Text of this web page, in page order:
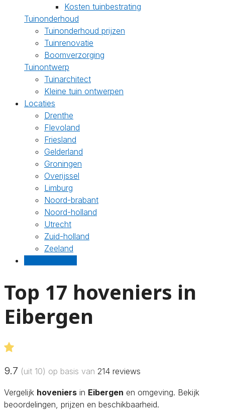
Kosten tuinbestrating
Tuinonderhoud
Tuinonderhoud prijzen
Tuinrenovatie
Boomverzorging
Tuinontwerp
Tuinarchitect
Kleine tuin ontwerpen
Locaties
Drenthe
Flevoland
Friesland
Gelderland
Groningen
Overijssel
Limburg
Noord-brabant
Noord-holland
Utrecht
Zuid-holland
Zeeland
Top 17 hoveniers in
Eibergen
9.7 (uit 10) op basis van 214 reviews
Vergelijk hoveniers in Eibergen en omgeving. Bekijk
beoordelingen, prijzen en beschikbaarheid.